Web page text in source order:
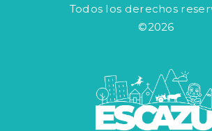
Todos los derechos
©2026